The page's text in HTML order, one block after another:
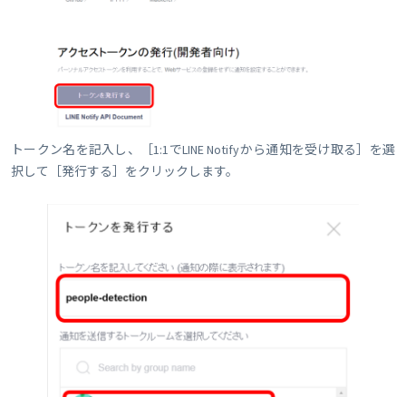
トークン名を記入し、［1:1でLINE Notifyから通知を受け取る］を選
択して［発行する］をクリックします。